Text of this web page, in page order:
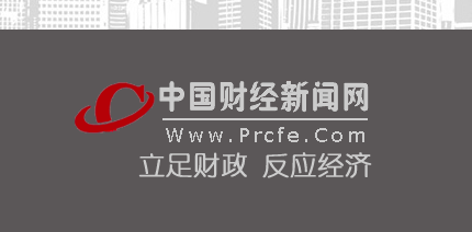
外，工业气体概念、煤炭、半导体、元件等板块涨幅
2026-08-06 15:06:16
据昇辉科技消息，昇辉科技成功中标河北润安贸易20
万吨年锂电池负极材料一体化项目低压设备。